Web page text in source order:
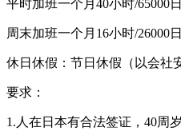
平时加班一个月40小时/65000日
周末加班一个月16小时/26000
休日休假：节日休假（以会社
要求：
1.人在日本有合法签证，40周岁